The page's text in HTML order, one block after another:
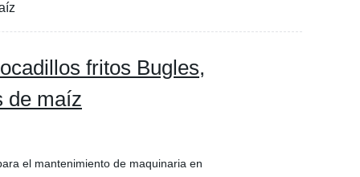
fritos Bugles,
de maíz
el mantenimiento de maquinaria en